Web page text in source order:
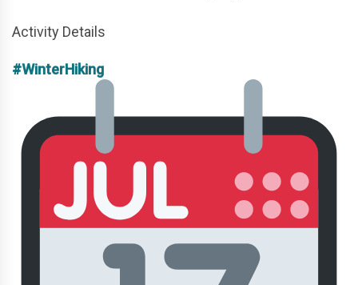
Activity Details
#WinterHiking